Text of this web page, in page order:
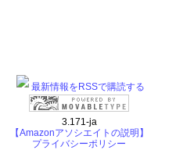
最新情報をRSSで購読する
3.171-ja
【Amazonアソシエイトの説明】
プライバシーポリシー